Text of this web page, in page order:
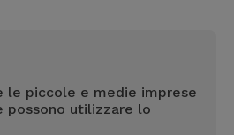
le piccole e medie imprese
possono utilizzare lo